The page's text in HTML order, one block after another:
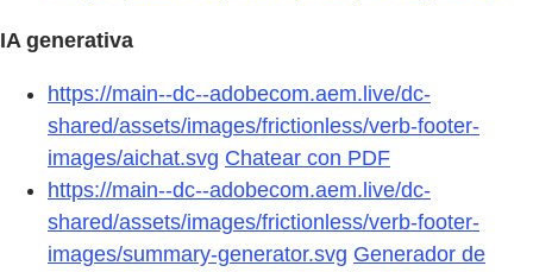
IA generativa
https://main--dc--adobecom.aem.live/dc-
shared/assets/images/frictionless/verb-footer-
images/aichat.svg Chatear con PDF
https://main--dc--adobecom.aem.live/dc-
shared/assets/images/frictionless/verb-footer-
images/summary-generator.svg Generador de